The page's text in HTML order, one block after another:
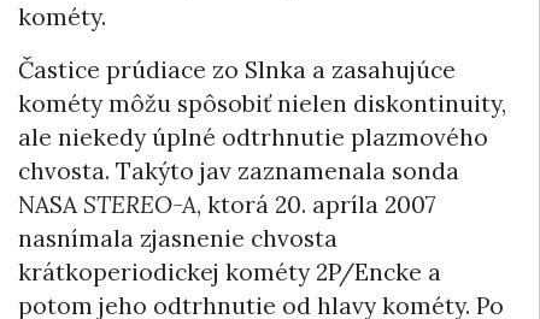
kométy.
Častice prúdiace zo Slnka a zasahujúce
kométy môžu spôsobiť nielen diskontinuity,
ale niekedy úplné odtrhnutie plazmového
chvosta. Takýto jav zaznamenala sonda
NASA STEREO-A, ktorá 20. apríla 2007
nasnímala zjasnenie chvosta
krátkoperiodickej kométy 2P/Encke a
potom jeho odtrhnutie od hlavy kométy. Po